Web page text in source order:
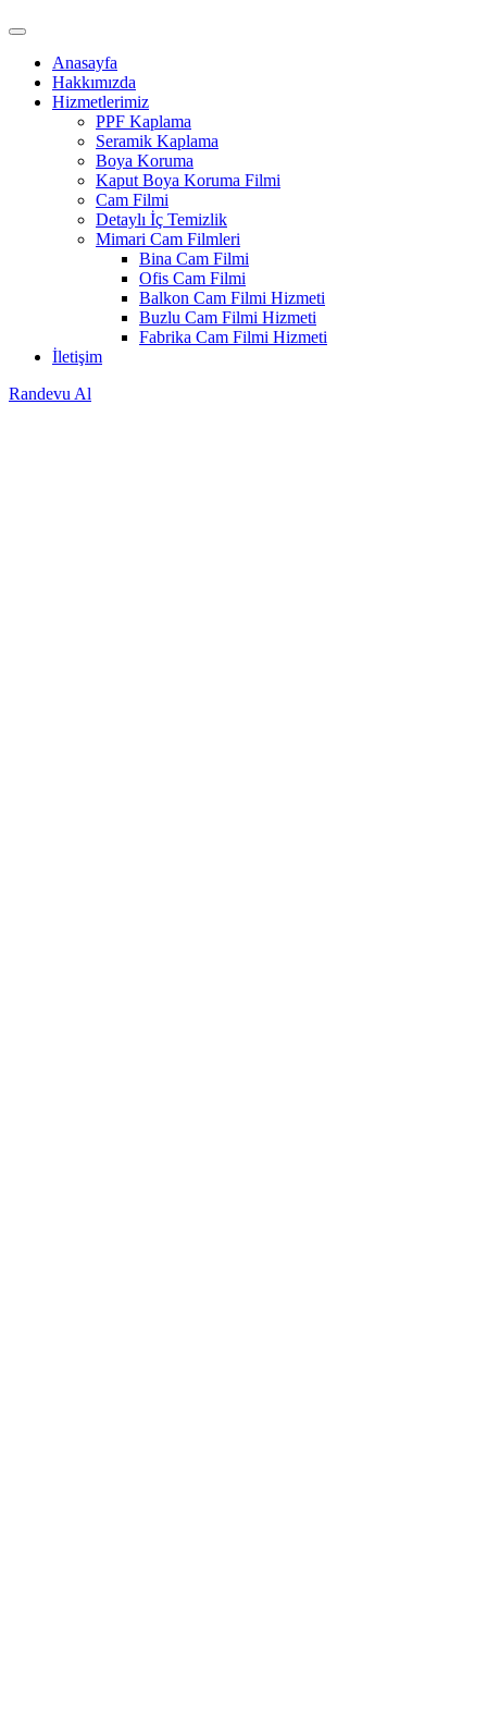
Anasayfa
Hakkımızda
Hizmetlerimiz
PPF Kaplama
Seramik Kaplama
Boya Koruma
Kaput Boya Koruma Filmi
Cam Filmi
Detaylı İç Temizlik
Mimari Cam Filmleri
Bina Cam Filmi
Ofis Cam Filmi
Balkon Cam Filmi Hizmeti
Buzlu Cam Filmi Hizmeti
Fabrika Cam Filmi Hizmeti
İletişim
Randevu Al